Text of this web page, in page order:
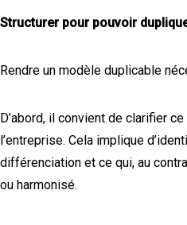
Structurer pour pouvoir
Rendre un modèle duplicable
D’abord, il convient de clarifier
l’entreprise. Cela implique
différenciation et ce qui, au
ou harmonisé.